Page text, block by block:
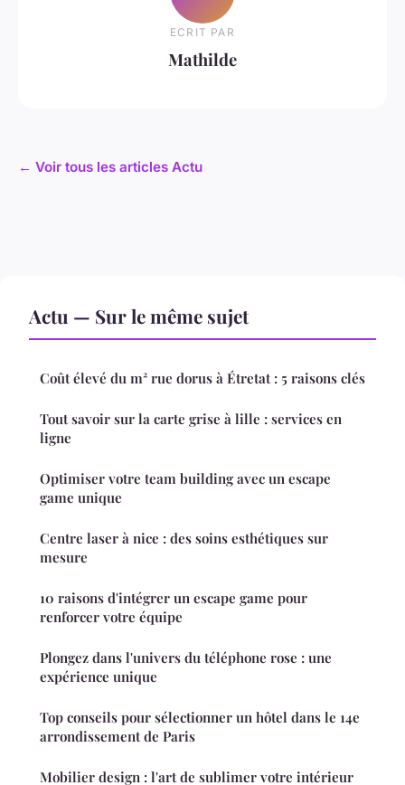
ECRIT PAR
Mathilde
← Voir tous les articles Actu
Actu — Sur le même sujet
Coût élevé du m² rue dorus à Étretat : 5 raisons clés
Tout savoir sur la carte grise à lille : services en
ligne
Optimiser votre team building avec un escape
game unique
Centre laser à nice : des soins esthétiques sur
mesure
10 raisons d'intégrer un escape game pour
renforcer votre équipe
Plongez dans l'univers du téléphone rose : une
expérience unique
Top conseils pour sélectionner un hôtel dans le 14e
arrondissement de Paris
Mobilier design : l'art de sublimer votre intérieur